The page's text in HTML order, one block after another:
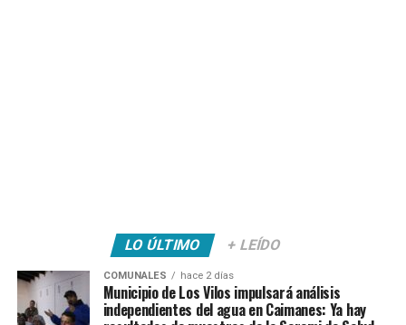
LO ÚLTIMO + LEÍDO
COMUNALES hace 2 días
Municipio de Los Vilos impulsará análisis
independientes del agua en Caimanes: Ya hay